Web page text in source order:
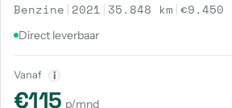
Benzine | 2021 | 35.848 km |€9.450
Direct leverbaar
Vanaf i
€115 p/mnd